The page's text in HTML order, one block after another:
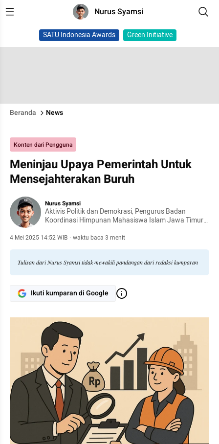
Nurus Syamsi
SATU Indonesia Awards Green Initiative
Beranda News
Konten dari Pengguna
Meninjau Upaya Pemerintah Untuk
Mensejahterakan Buruh
Nurus Syamsi
Aktivis Politik dan Demokrasi, Pengurus Badan
Koordinasi Himpunan Mahasiswa Islam Jawa Timur
Pengurus Daerah Komite Nasional Pemuda Indonesia
4 Mei 2025 14:52 WIB · waktu baca 3 menit
Tulisan dari Nurus Syamsi tidak mewakili pandangan dari redaksi kumparan
Ikuti kumparan di Google